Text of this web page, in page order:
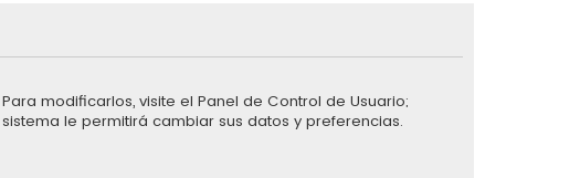
modificarlos, visite el Panel de Control de Usuario;
le permitirá cambiar sus datos y preferencias.